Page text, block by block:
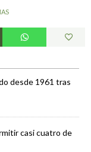
desde 1961 tras
casi cuatro de